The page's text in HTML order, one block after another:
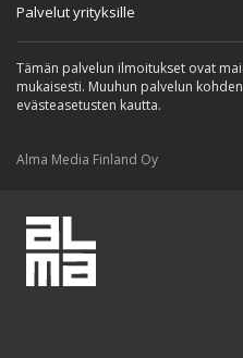
Palvelut yrityksille
Tämän palvelun ilmoitukset ovat
mukaisesti. Muuhun palvelun
evästeasetusten kautta.
Alma Media Finland Oy